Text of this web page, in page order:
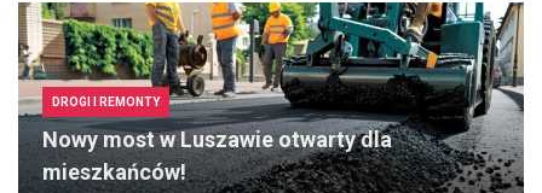
DROGI I REMONTY
Nowy most w Luszawie otwarty dla
mieszkańców!